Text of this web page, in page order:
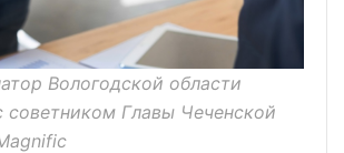
Вологодской области
советником Главы Чеченской